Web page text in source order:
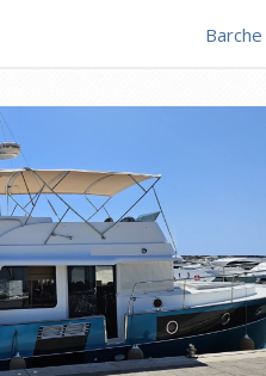
Barche